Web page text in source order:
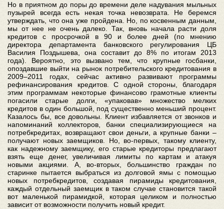
Но в приятном до поры до времени деле надувания мыльных
пузырей всегда есть некая точка невозврата. Не беремся
утверждать, что она уже пройдена. Но, по косвенным данным,
мы от нее не очень далеко. Так, вновь начала расти доля
кредитов с просрочкой в 90 и более дней (по мнению
директора департамента банковского регулирования ЦБ
Василия Поздышева, она составит до 8% по итогам 2013
года). Вероятно, это вызвано тем, что крупные госбанки,
опоздавшие выйти на рынок потребительского кредитования в
2009–2011 годах, сейчас активно развивают программы
рефинансирования кредитов. С одной стороны, благодаря
этим программам некоторые финансово грамотные клиенты
погасили старые долги, «упаковав» множество мелких
кредитов в один большой, под существенно меньший процент.
Казалось бы, все довольны. Клиент избавляется от звонков и
напоминаний коллекторов, банки специализирующиеся на
потребкредитах, возвращают свои деньги, а крупные банки –
получают новых заемщиков. Но, во-первых, такому клиенту,
как надежному заемщику, его старые кредиторы предлагают
взять еще денег, увеличивая лимиты по картам и атакуя
новыми акциями. А, во-вторых, большинство граждан по
старинке пытается выбраться из долговой ямы с помощью
новых потребкредитов, создавая пирамиды кредитования,
каждый отдельный заемщик в таком случае становится такой
вот маленькой пирамидкой, которая целиком и полностью
зависит от возможности получить новый кредит.